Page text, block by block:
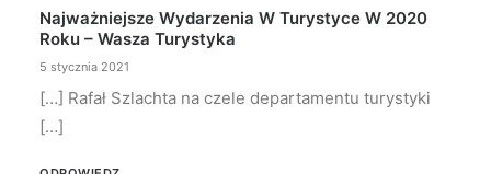
Najważniejsze Wydarzenia W Turystyce W 2020
Roku – Wasza Turystyka
5 stycznia 2021
[…] Rafał Szlachta na czele departamentu turystyki
[…]